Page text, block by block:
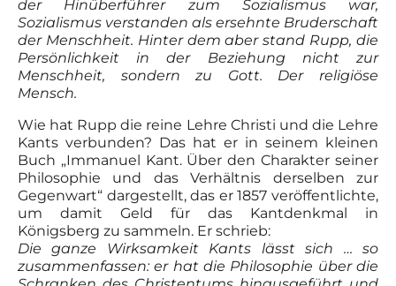
der Hinüberführer zum Sozialismus war,
Sozialismus verstanden als ersehnte Bruderschaft
der Menschheit. Hinter dem aber stand Rupp, die
Persönlichkeit in der Beziehung nicht zur
Menschheit, sondern zu Gott. Der religiöse
Mensch.
Wie hat Rupp die reine Lehre Christi und die Lehre
Kants verbunden? Das hat er in seinem kleinen
Buch „Immanuel Kant. Über den Charakter seiner
Philosophie und das Verhältnis derselben zur
Gegenwart“ dargestellt, das er 1857 veröffentlichte,
um damit Geld für das Kantdenkmal in
Königsberg zu sammeln. Er schrieb:
Die ganze Wirksamkeit Kants lässt sich … so
zusammenfassen: er hat die Philosophie über die